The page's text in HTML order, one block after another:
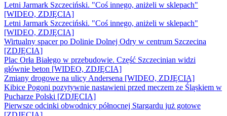
Letni Jarmark Szczeciński. "Coś innego, aniżeli w sklepach"
[WIDEO, ZDJĘCIA]
Letni Jarmark Szczeciński. "Coś innego, aniżeli w sklepach"
[WIDEO, ZDJĘCIA]
Wirtualny spacer po Dolinie Dolnej Odry w centrum Szczecina
[ZDJĘCIA]
Plac Orła Białego w przebudowie. Część Szczecinian widzi
głównie beton [WIDEO, ZDJĘCIA]
Zmiany drogowe na ulicy Andersena [WIDEO, ZDJĘCIA]
Kibice Pogoni pozytywnie nastawieni przed meczem ze Śląskiem w
Pucharze Polski [ZDJĘCIA]
Pierwsze odcinki obwodnicy północnej Stargardu już gotowe